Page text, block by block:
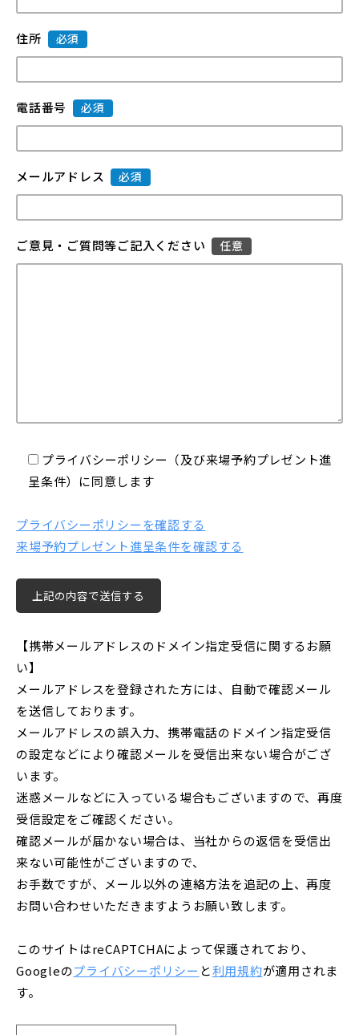
住所 必須
電話番号 必須
メールアドレス 必須
ご意見・ご質問等ご記入ください 任意
プライバシーポリシー（及び来場予約プレゼント進
呈条件）に同意します
プライバシーポリシーを確認する
来場予約プレゼント進呈条件を確認する
【携帯メールアドレスのドメイン指定受信に関するお願
い】
メールアドレスを登録された方には、自動で確認メール
を送信しております。
メールアドレスの誤入力、携帯電話のドメイン指定受信
の設定などにより確認メールを受信出来ない場合がござ
います。
迷惑メールなどに入っている場合もございますので、再度
受信設定をご確認ください。
確認メールが届かない場合は、当社からの返信を受信出
来ない可能性がございますので、
お手数ですが、メール以外の連絡方法を追記の上、再度
お問い合わせいただきますようお願い致します。
このサイトはreCAPTCHAによって保護されており、
Googleのプライバシーポリシー と利用規約が適用されま
す。